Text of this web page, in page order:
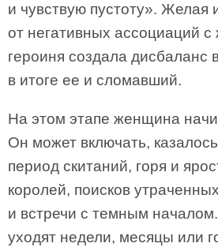
и чувствую пустоту». Желая
от негативных ассоциаций
героиня создала дисбаланс
в итоге ее и сломавший.
На этом этапе женщина
Он может включать,
период скитаний, горя и
королей, поисков
и встречи с темным
уходят недели, месяцы или